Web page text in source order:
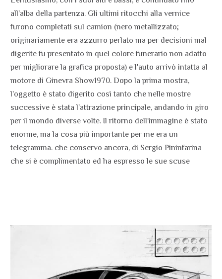
all'alba della partenza. Gli ultimi ritocchi alla vernice
furono completati sul camion (nero metallizzato;
originariamente era azzurro perlato ma per decisioni mal
digerite fu presentato in quel colore funerario non adatto
per migliorare la grafica proposta) e l'auto arrivò intatta al
motore di Ginevra Show1970. Dopo la prima mostra,
l'oggetto è stato digerito così tanto che nelle mostre
successive è stata l'attrazione principale, andando in giro
per il mondo diverse volte. Il ritorno dell'immagine è stato
enorme, ma la cosa più importante per me era un
telegramma. che conservo ancora, di Sergio Pininfarina
che si è complimentato ed ha espresso le sue scuse